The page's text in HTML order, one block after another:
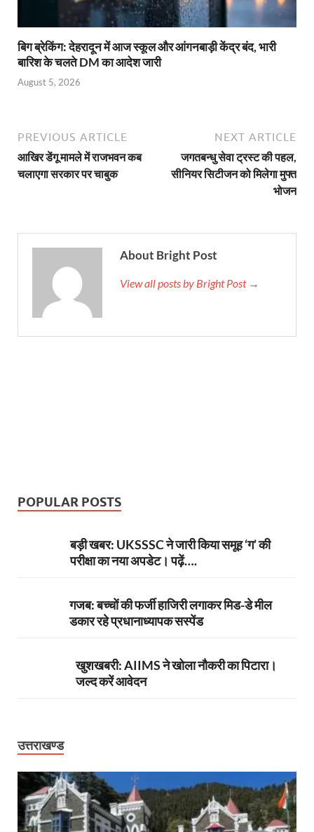
बिग ब्रेकिंग: देहरादून में आज स्कूल और आंगनबाड़ी केंद्र बंद, भारी
बारिश के चलते DM का आदेश जारी
August 5, 2026
PREVIOUS ARTICLE
आखिर डेंगू मामले में राजभवन कब
चलाएगा सरकार पर चाबुक
NEXT ARTICLE
जगतबन्धु सेवा ट्रस्ट की पहल,
सीनियर सिटीजन को मिलेगा मुफ्त
भोजन
About Bright Post
View all posts by Bright Post →
POPULAR POSTS
बड़ी खबर: UKSSSC ने जारी किया समूह ‘ग’ की
परीक्षा का नया अपडेट। पढ़ें….
गजब: बच्चों की फर्जी हाजिरी लगाकर मिड-डे मील
डकार रहे प्रधानाध्यापक सस्पेंड
खुशखबरी: AIIMS ने खोला नौकरी का पिटारा।
जल्द करें आवेदन
उत्तराखण्ड